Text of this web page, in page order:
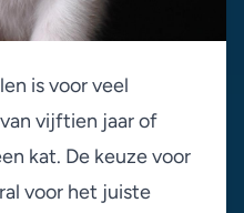
is voor veel
vijftien jaar of
kat. De keuze voor
voor het juiste